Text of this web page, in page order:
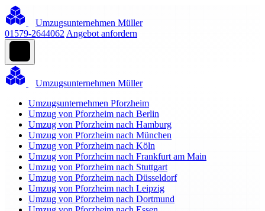
Umzugsunternehmen Müller
01579-2644062 Angebot anfordern
Umzugsunternehmen Müller
Umzugsunternehmen Pforzheim
Umzug von Pforzheim nach Berlin
Umzug von Pforzheim nach Hamburg
Umzug von Pforzheim nach München
Umzug von Pforzheim nach Köln
Umzug von Pforzheim nach Frankfurt am Main
Umzug von Pforzheim nach Stuttgart
Umzug von Pforzheim nach Düsseldorf
Umzug von Pforzheim nach Leipzig
Umzug von Pforzheim nach Dortmund